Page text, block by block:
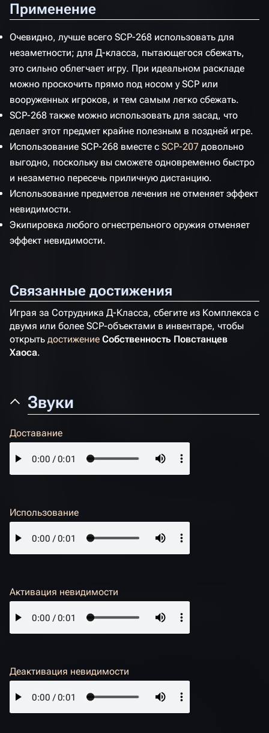
Применение
Очевидно, лучше всего SCP-268 использовать для
незаметности; для Д-класса, пытающегося сбежать,
это сильно облегчает игру. При идеальном раскладе
можно проскочить прямо под носом у SCP или
вооруженных игроков, и тем самым легко сбежать.
SCP-268 также можно использовать для засад, что
делает этот предмет крайне полезным в поздней игре.
Использование SCP-268 вместе с SCP-207 довольно
выгодно, поскольку вы сможете одновременно быстро
и незаметно пересечь приличную дистанцию.
Использование предметов лечения не отменяет эффект
невидимости.
Экипировка любого огнестрельного оружия отменяет
эффект невидимости.
Связанные достижения
Играя за Сотрудника Д-Класса, сбегите из Комплекса с
двумя или более SCP-объектами в инвентаре, чтобы
открыть достижение Собственность Повстанцев
Хаоса.
Звуки
Доставание
Использование
Активация невидимости
Деактивация невидимости